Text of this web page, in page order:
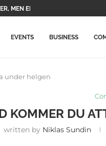
HUVUDKARAKTÄRER OCH
EVENTS BUSINESS
under helgen
KOMMER DU
written by Niklas Sundin